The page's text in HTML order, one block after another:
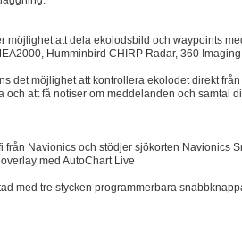
möjlighet att dela ekolodsbild och waypoints
Humminbird CHIRP Radar, 360
det möjlighet att kontrollera ekolodet direkt
och att få notiser om meddelanden och samtal
från Navionics och stödjer sjökorten Navionics
med AutoChart Live
med tre stycken programmerbara